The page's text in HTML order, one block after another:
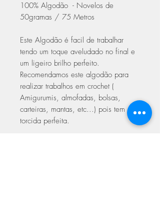
100% Algodão - Novelos de
50gramas / 75 Metros
Este Algodão é facil de trabalhar
tendo um toque aveludado no final e
um ligeiro brilho perfeito.
Recomendamos este algodão para
realizar trabalhos em crochet (
Amigurumis, almofadas, bolsas,
carteiras, mantas, etc...) pois tem a
torcida perfeita.